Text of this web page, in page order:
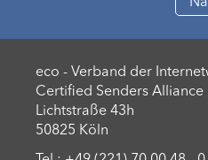
eco - Verband der
Certified Senders Alliance
Lichtstraße 43h
50825 Köln